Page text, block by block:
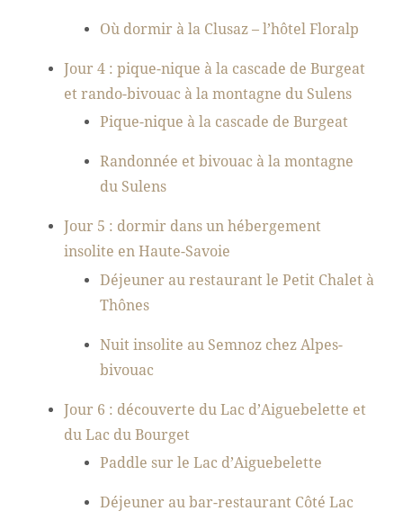
Où dormir à la Clusaz – l’hôtel Floralp
Jour 4 : pique-nique à la cascade de Burgeat
et rando-bivouac à la montagne du Sulens
Pique-nique à la cascade de Burgeat
Randonnée et bivouac à la montagne
du Sulens
Jour 5 : dormir dans un hébergement
insolite en Haute-Savoie
Déjeuner au restaurant le Petit Chalet à
Thônes
Nuit insolite au Semnoz chez Alpes-
bivouac
Jour 6 : découverte du Lac d’Aiguebelette et
du Lac du Bourget
Paddle sur le Lac d’Aiguebelette
Déjeuner au bar-restaurant Côté Lac